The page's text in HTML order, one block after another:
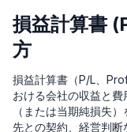
損益計算書
方
損益計算書（P/L、
おける会社の収益と
（または当期純損失
先との契約、経営判